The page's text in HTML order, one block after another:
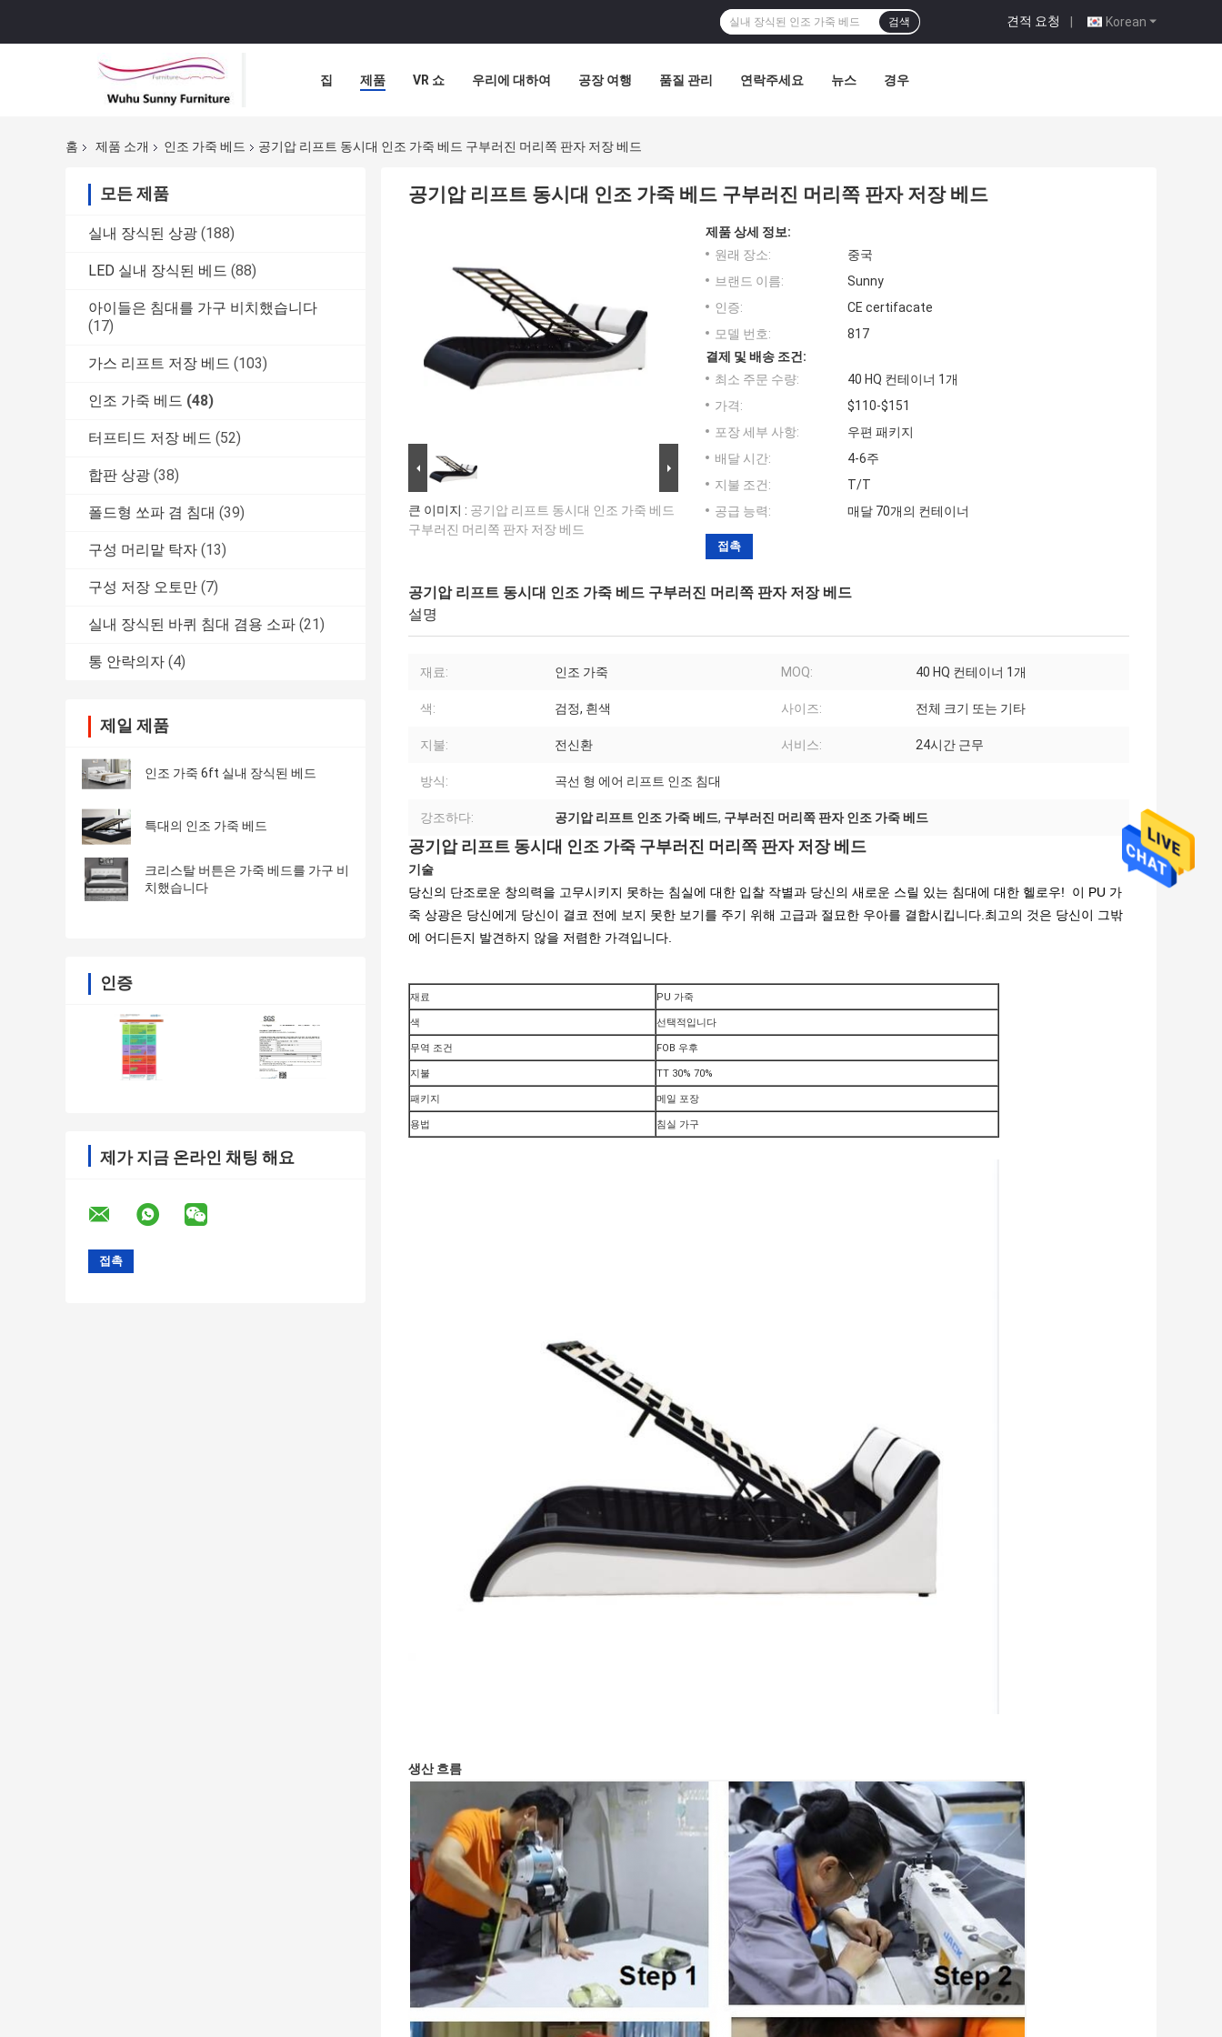
Korean
견적 요청 |
검색
집 제품 VR 쇼 우리에 대하여 공장 여행 품질 관리 연락주세요 뉴스 경우
홈 제품 소개 인조 가죽 베드 공기압 리프트 동시대 인조 가죽 베드 구부러진 머리쪽 판자 저장 베드
모든 제품
실내 장식된 상광 (188)
LED 실내 장식된 베드 (88)
아이들은 침대를 가구 비치했습니다
(17)
가스 리프트 저장 베드 (103)
인조 가죽 베드 (48)
터프티드 저장 베드 (52)
합판 상광 (38)
폴드형 쏘파 겸 침대 (39)
구성 머리맡 탁자 (13)
구성 저장 오토만 (7)
실내 장식된 바퀴 침대 겸용 소파 (21)
통 안락의자 (4)
제일 제품
인조 가죽 6ft 실내 장식된 베드
특대의 인조 가죽 베드
크리스탈 버튼은 가죽 베드를 가구 비
치했습니다
인증
제가 지금 온라인 채팅 해요
공기압 리프트 동시대 인조 가죽 베드 구부러진 머리쪽 판자 저장 베드
큰 이미지 : 공기압 리프트 동시대 인조 가죽 베드
구부러진 머리쪽 판자 저장 베드
제품 상세 정보:
원래 장소:
중국
브랜드 이름:
Sunny
인증:
CE certifacate
모델 번호:
817
결제 및 배송 조건:
최소 주문 수량:
40 HQ 컨테이너 1개
가격:
$110-$151
포장 세부 사항:
우편 패키지
배달 시간:
4-6주
지불 조건:
T/T
공급 능력:
매달 70개의 컨테이너
접촉
공기압 리프트 동시대 인조 가죽 베드 구부러진 머리쪽 판자 저장 베드
설명
재료: 인조 가죽 MOQ: 40 HQ 컨테이너 1개
색: 검정, 흰색 사이즈: 전체 크기 또는 기타
지불: 전신환 서비스: 24시간 근무
방식: 곡선 형 에어 리프트 인조 침대
강조하다: 공기압 리프트 인조 가죽 베드, 구부러진 머리쪽 판자 인조 가죽 베드
공기압 리프트 동시대 인조 가죽 구부러진 머리쪽 판자 저장 베드
기술
당신의 단조로운 창의력을 고무시키지 못하는 침실에 대한 입찰 작별과 당신의 새로운 스릴 있는 침대에 대한 헬로우! 이 PU 가
죽 상광은 당신에게 당신이 결코 전에 보지 못한 보기를 주기 위해 고급과 절묘한 우아를 결합시킵니다.최고의 것은 당신이 그밖
에 어디든지 발견하지 않을 저렴한 가격입니다.
재료 PU 가죽
색 선택적입니다
무역 조건 FOB 우후
지불 TT 30% 70%
패키지 메일 포장
용법 침실 가구
생산 흐름